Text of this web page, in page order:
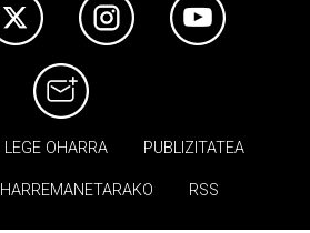
LEGE OHARRA PUBLIZITATEA
HARREMANETARAKO RSS